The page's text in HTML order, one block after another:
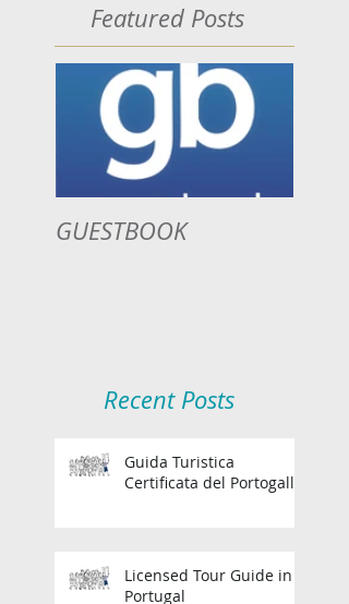
Featured Posts
GUESTBOOK
Recent Posts
Guida Turistica
Certificata del Portogallo
Licensed Tour Guide in
Portugal